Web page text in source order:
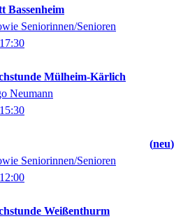
Bassenheim
Seniorinnen/Senioren
Mülheim-Kärlich
Neumann
neu
Seniorinnen/Senioren
Weißenthurm